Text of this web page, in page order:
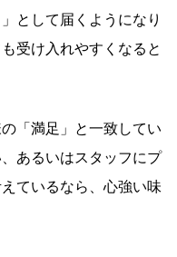
として届くようになり
受け入れやすくなると
「満足」と一致してい
あるいはスタッフにプ
ているなら、心強い味